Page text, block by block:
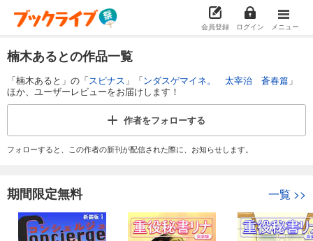
会員登録 ログイン メニュー
楠木あるとの作品一覧
「楠木あると」の「スピナス 」「ンダスゲマイネ。 太宰治 蒼春篇 」
ほか、ユーザーレビューをお届けします！
作者をフォローする
フォローすると、この作者の新刊が配信された際に、お知らせします。
期間限定無料 一覧 >>